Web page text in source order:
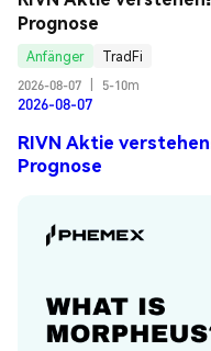
Prognose
Anfänger
TradFi
2026-08-07
5-10m
2026-08-07
RIVN Aktie
Prognose